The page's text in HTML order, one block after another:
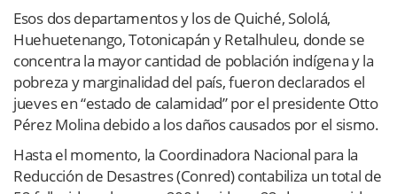
Esos dos departamentos y los de Quiché, Sololá,
Huehuetenango, Totonicapán y Retalhuleu, donde se
concentra la mayor cantidad de población indígena y la
pobreza y marginalidad del país, fueron declarados el
jueves en “estado de calamidad” por el presidente Otto
Pérez Molina debido a los daños causados por el sismo.
Hasta el momento, la Coordinadora Nacional para la
Reducción de Desastres (Conred) contabiliza un total de